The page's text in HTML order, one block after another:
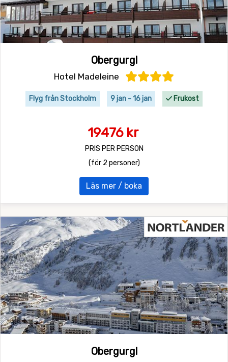
Obergurgl
Hotel Madeleine
Flyg från Stockholm 9 jan - 16 jan Frukost
19476 kr
PRIS PER PERSON
(för 2 personer)
Läs mer / boka
Obergurgl